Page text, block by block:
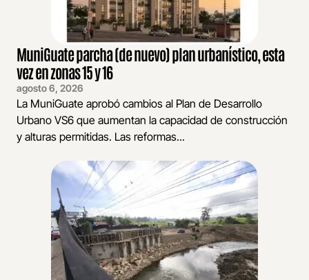
MuniGuate parcha (de nuevo) plan urbanístico, esta
vez en zonas 15 y 16
agosto 6, 2026
La MuniGuate aprobó cambios al Plan de Desarrollo
Urbano VS6 que aumentan la capacidad de construcción
y alturas permitidas. Las reformas...